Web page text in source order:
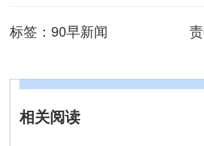
标签： 90早新闻
相关阅读